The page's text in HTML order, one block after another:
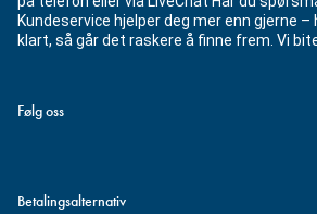
Kundeservice hjelper deg mer enn gjerne
klart, så går det raskere å finne frem. Vi
Følg oss
Betalingsalternativ